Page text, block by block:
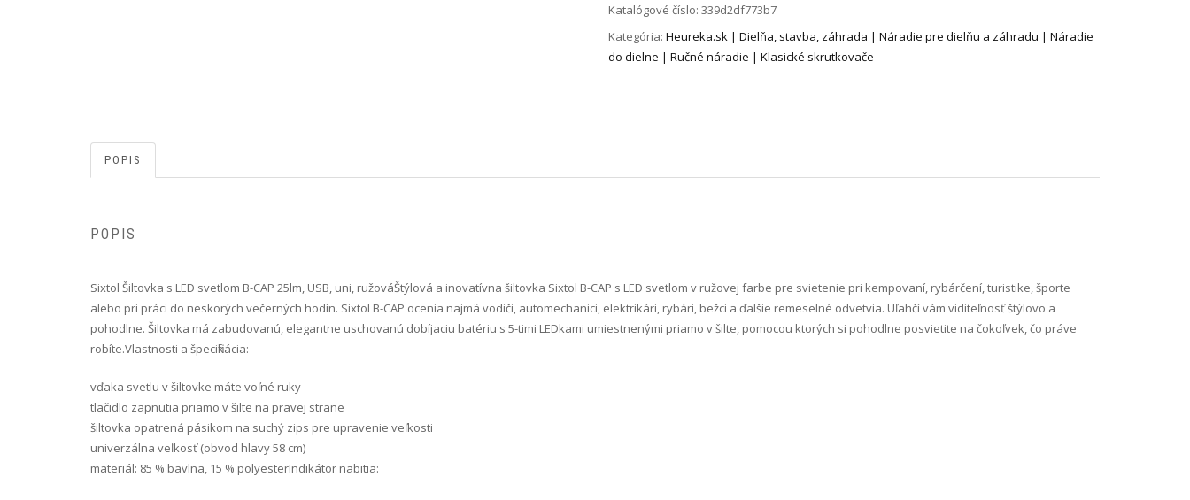
Katalógové číslo: 339d2df773b7
Kategória: Heureka.sk | Dielňa, stavba, záhrada | Náradie pre dielňu a záhradu | Náradie
do dielne | Ručné náradie | Klasické skrutkovače
POPIS
POPIS
Sixtol Šiltovka s LED svetlom B-CAP 25lm, USB, uni, ružová Štýlová a inovatívna šiltovka Sixtol B-CAP s LED svetlom v ružovej farbe pre svietenie pri kempovaní, rybárčení, turistike, športe
alebo pri práci do neskorých večerných hodín. Sixtol B-CAP ocenia najmä vodiči, automechanici, elektrikári, rybári, bežci a ďalšie remeselné odvetvia. Uľahčí vám viditeľnosť štýlovo a
pohodlne. Šiltovka má zabudovanú, elegantne uschovanú dobíjaciu batériu s 5-timi LEDkami umiestnenými priamo v šilte, pomocou ktorých si pohodlne posvietite na čokoľvek, čo práve
robíte.Vlastnosti a špecifikácia:
vďaka svetlu v šiltovke máte voľné ruky
tlačidlo zapnutia priamo v šilte na pravej strane
šiltovka opatrená pásikom na suchý zips pre upravenie veľkosti
univerzálna veľkosť (obvod hlavy 58 cm)
materiál: 85 % bavlna, 15 % polyesterIndikátor nabitia: